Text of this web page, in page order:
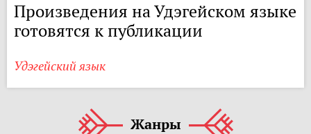
Произведения на Удэгейском языке
готовятся к публикации
Удэгейский язык
Жанры